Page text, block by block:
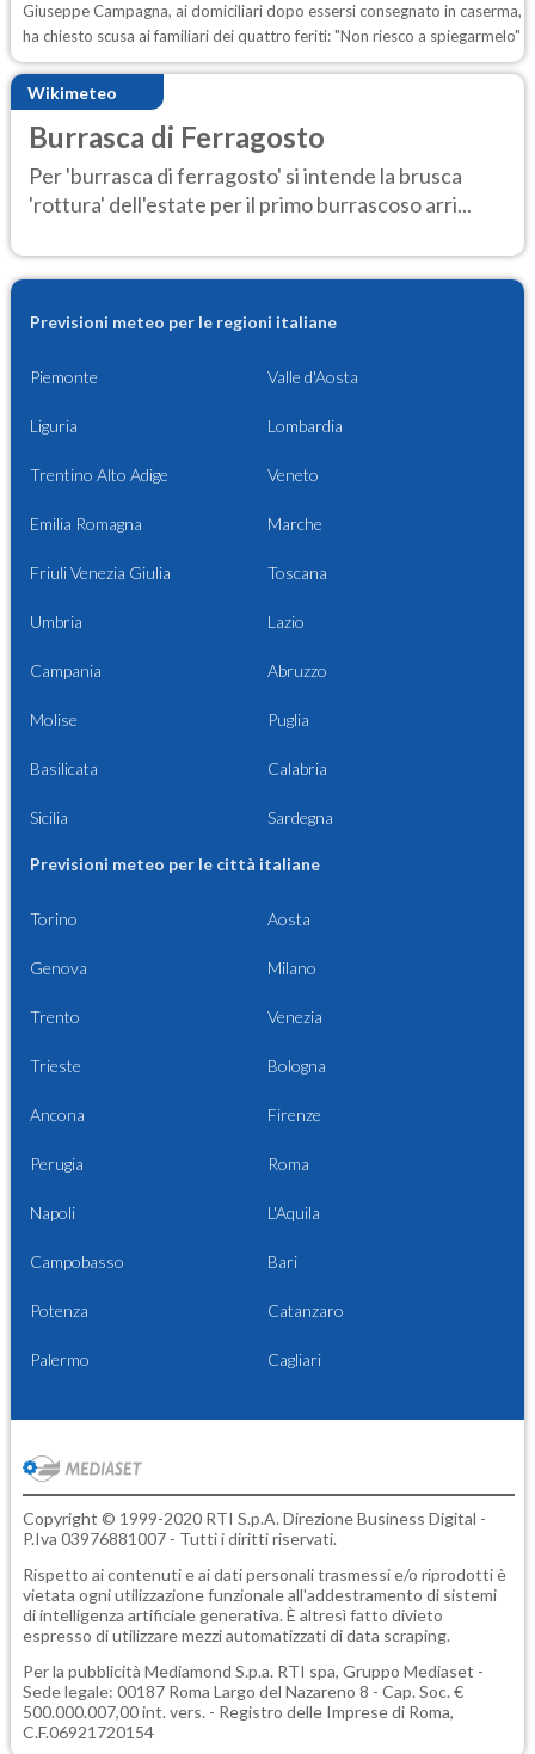
Giuseppe Campagna, ai domiciliari dopo essersi consegnato in caserma,
ha chiesto scusa ai familiari dei quattro feriti: "Non riesco a spiegarmelo"
Wikimeteo
Burrasca di Ferragosto
Per 'burrasca di ferragosto' si intende la brusca
'rottura' dell'estate per il primo burrascoso arri...
Previsioni meteo per le regioni italiane
Piemonte Valle d'Aosta
Liguria Lombardia
Trentino Alto Adige Veneto
Emilia Romagna Marche
Friuli Venezia Giulia Toscana
Umbria Lazio
Campania Abruzzo
Molise Puglia
Basilicata Calabria
Sicilia Sardegna
Previsioni meteo per le città italiane
Torino Aosta
Genova Milano
Trento Venezia
Trieste Bologna
Ancona Firenze
Perugia Roma
Napoli L'Aquila
Campobasso Bari
Potenza Catanzaro
Palermo Cagliari
Copyright © 1999-2020 RTI S.p.A. Direzione Business Digital -
P.Iva 03976881007 - Tutti i diritti riservati.
Rispetto ai contenuti e ai dati personali trasmessi e/o riprodotti è
vietata ogni utilizzazione funzionale all'addestramento di sistemi
di intelligenza artificiale generativa. È altresì fatto divieto
espresso di utilizzare mezzi automatizzati di data scraping.
Per la pubblicità Mediamond S.p.a. RTI spa, Gruppo Mediaset -
Sede legale: 00187 Roma Largo del Nazareno 8 - Cap. Soc. €
500.000.007,00 int. vers. - Registro delle Imprese di Roma,
C.F.06921720154